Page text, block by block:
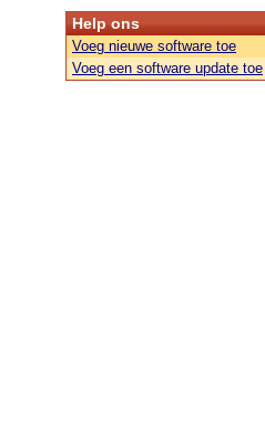
Help ons
Voeg nieuwe software toe
Voeg een software update toe